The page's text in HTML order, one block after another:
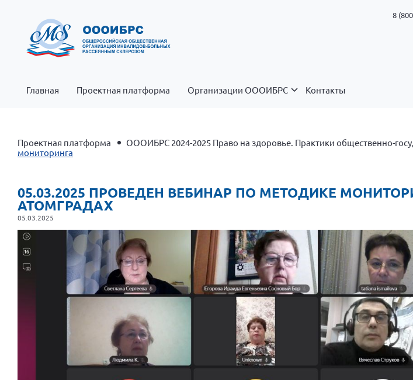
8
Главная Проектная платформа Организации ОООИБРС Контакты
Проектная платформа ОООИБРС 2024-2025 Право на здоровье. Практики общественно-
мониторинга
05.03.2025 ПРОВЕДЕН ВЕБИНАР ПО МЕТОДИКЕ
АТОМГРАДАХ
05.03.2025